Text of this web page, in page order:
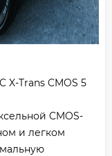
X-Trans CMOS 5
CMOS-
и легком